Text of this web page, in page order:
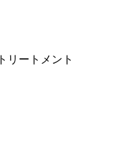
リートメント